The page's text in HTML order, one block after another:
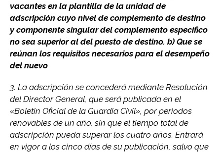
vacantes en la plantilla de la unidad de
adscripción cuyo nivel de complemento de destino
y componente singular del complemento específico
no sea superior al del puesto de destino. b) Que se
reúnan los requisitos necesarios para el desempeño
del nuevo
3. La adscripción se concederá mediante Resolución
del Director General, que será publicada en el
«Boletin Oficial de la Guardia Civil», por periodos
renovables de un año, sin que el tiempo total de
adscripción pueda superar los cuatro años. Entrará
en vigor a los cinco días de su publicación, salvo que